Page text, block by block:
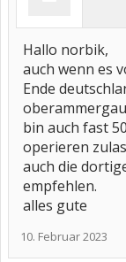
Hallo norbik,
auch wenn es
Ende
bin auch fast
operieren
auch die
empfehlen.
alles gute
10. Februar 2023